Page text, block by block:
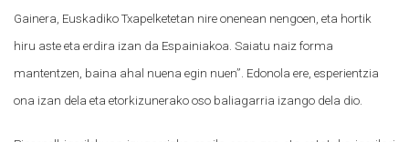
Gainera, Euskadiko Txapelketetan nire onenean nengoen, eta hortik
hiru aste eta erdira izan da Espainiakoa. Saiatu naiz forma
mantentzen, baina ahal nuena egin nuen”. Edonola ere, esperientzia
ona izan dela eta etorkizunerako oso baliagarria izango dela dio.